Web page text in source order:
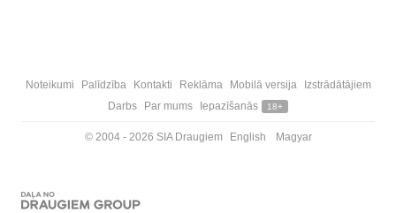
Noteikumi Palīdzība Kontakti Reklāma Mobilā versija
Izstrādātājiem
Darbs
Par mums Iepazīšanās 18+
© 2004 - 2026 SIA Draugiem English Magyar